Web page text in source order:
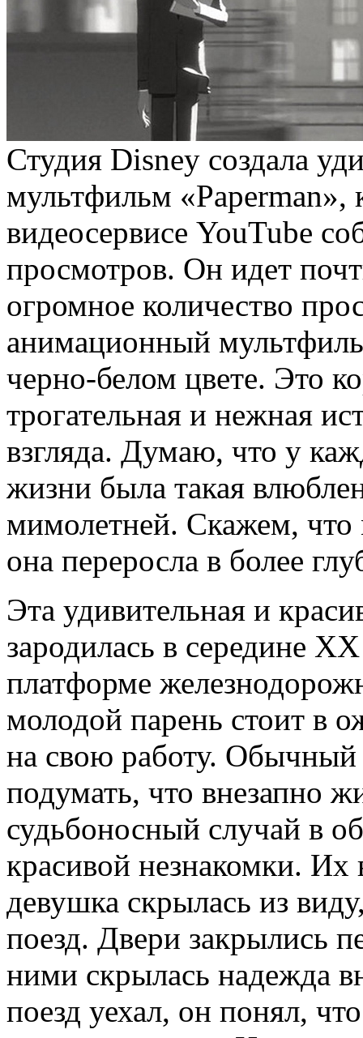
Студия Disney создала
мультфильм
видеосервисе YouTube
просмотров. Он идет
огромное количество
анимационный
черно-белом цвете. Это
трогательная и нежная
взгляда. Думаю, что у
жизни была такая
мимолетней. Скажем, что
она переросла в более
Эта удивительная и
зародилась в середине
платформе
молодой парень стоит в
на свою работу.
подумать, что внезапно
судьбоносный случай в
красивой незнакомки. Их
девушка скрылась из
поезд. Двери закрылись
ними скрылась надежда
поезд уехал, он понял,